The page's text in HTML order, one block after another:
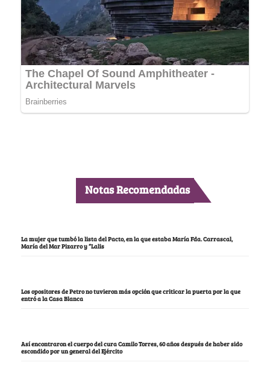
Notas Recomendadas
La mujer que tumbó la lista del Pacto, en la que estaba María Fda. Carrascal,
María del Mar Pizarro y “Lalis
Los opositores de Petro no tuvieron más opción que criticar la puerta por la que
entró a la Casa Blanca
Así encontraron el cuerpo del cura Camilo Torres, 60 años después de haber sido
escondido por un general del Ejército